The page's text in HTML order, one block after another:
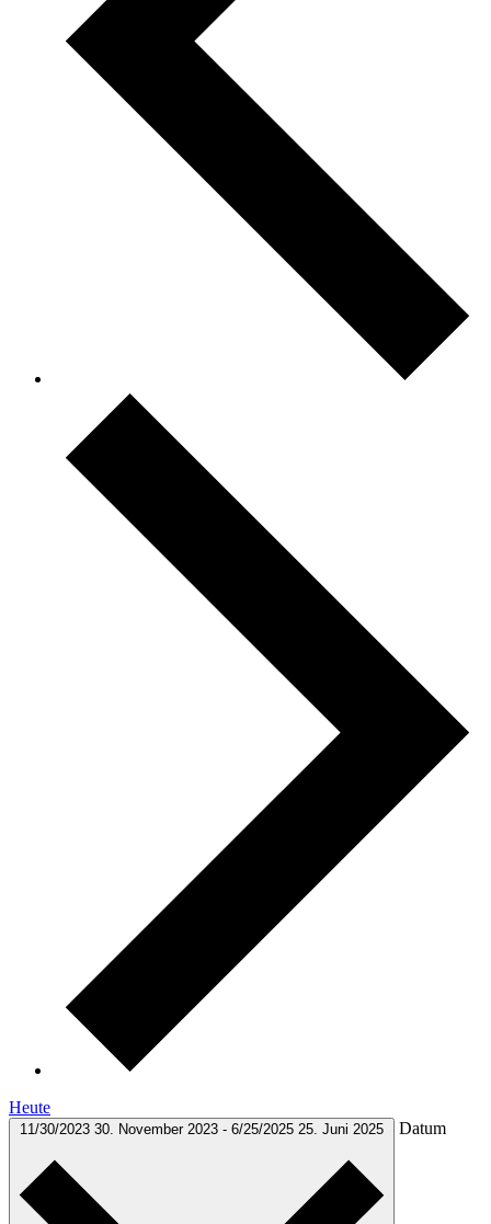
Heute
11/30/2023 30. November 2023 - 6/25/2025 25. Juni 2025 Datum